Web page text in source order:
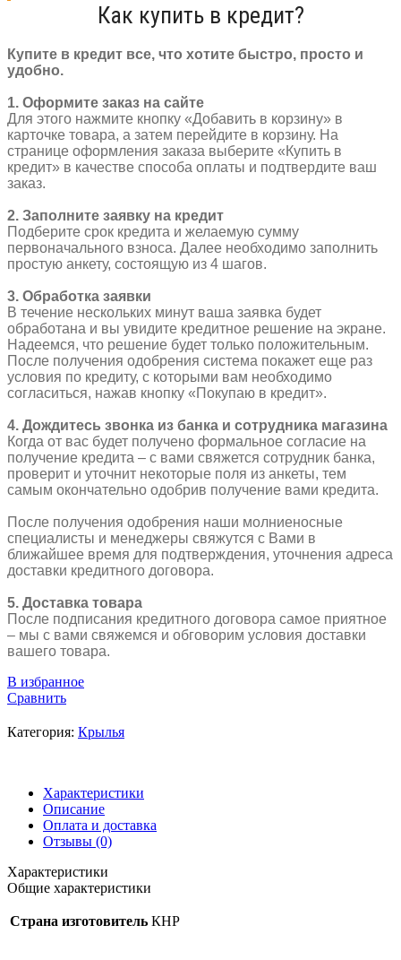
серый
металлик
3
Как купить в кредит?
Купите в кредит все, что хотите быстро, просто и
удобно.
1. Оформите заказ на сайте
Для этого нажмите кнопку «Добавить в корзину» в
карточке товара, а затем перейдите в корзину. На
странице оформления заказа выберите «Купить в
кредит» в качестве способа оплаты и подтвердите ваш
заказ.
2. Заполните заявку на кредит
Подберите срок кредита и желаемую сумму
первоначального взноса. Далее необходимо заполнить
простую анкету, состоящую из 4 шагов.
3. Обработка заявки
В течение нескольких минут ваша заявка будет
обработана и вы увидите кредитное решение на экране.
Надеемся, что решение будет только положительным.
После получения одобрения система покажет еще раз
условия по кредиту, с которыми вам необходимо
согласиться, нажав кнопку «Покупаю в кредит».
4. Дождитесь звонка из банка и сотрудника магазина
Когда от вас будет получено формальное согласие на
получение кредита – с вами свяжется сотрудник банка,
проверит и уточнит некоторые поля из анкеты, тем
самым окончательно одобрив получение вами кредита.
После получения одобрения наши молниеносные
специалисты и менеджеры свяжутся с Вами в
ближайшее время для подтверждения, уточнения адреса
доставки кредитного договора.
5. Доставка товара
После подписания кредитного договора самое приятное
– мы с вами свяжемся и обговорим условия доставки
вашего товара.
В избранное
Сравнить
Категория: Крылья
Характеристики
Описание
Оплата и доставка
Отзывы (0)
Характеристики
Общие характеристики
Страна изготовитель КНР